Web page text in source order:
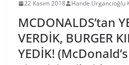
22 Kasım 2018 Hande Urgancıoğlu
MCDONALDS’tan
VERDİK, BURGER
YEDİK!